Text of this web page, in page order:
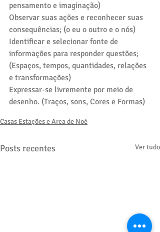
pensamento e imaginação)
Observar suas ações e reconhecer suas
consequências; (o eu o outro e o nós)
Identificar e selecionar fonte de
informações para responder questões;
(Espaços, tempos, quantidades, relações
e transformações)
Expressar-se livremente por meio de
desenho. (Traços, sons, Cores e Formas)
Casas Estações e Arca de Noé
Posts recentes Ver tudo